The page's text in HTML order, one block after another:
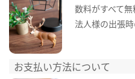
数料がすべて無
法人様の出張
お支払い方法について